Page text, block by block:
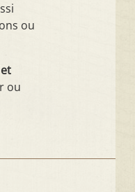
ou
ou